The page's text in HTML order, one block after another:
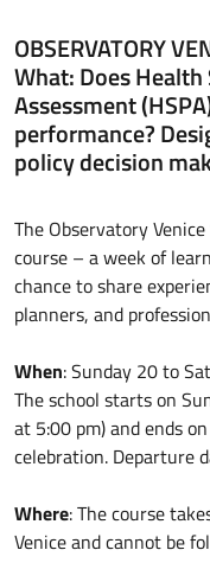
OBSERVATORY
What: Does
Assessment
performance?
policy decision
The Observatory
course – a week of
chance to share
planners, and
When: Sunday 20 to
The school starts on
at 5:00 pm) and ends
celebration. Departure
Where: The course
Venice and cannot be